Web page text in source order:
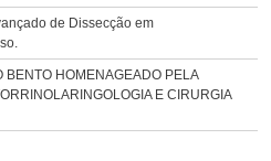
de Dissecção em
BENTO HOMENAGEADO PELA
E CIRURGIA